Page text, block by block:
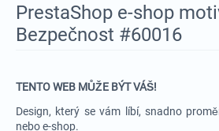
PrestaShop e-shop
Bezpečnost #60016
TENTO WEB MŮŽE BÝT VÁŠ!
Design, který se vám líbí, snadno
nebo e-shop.